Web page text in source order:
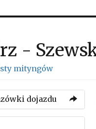
-
mityngów
dojazdu